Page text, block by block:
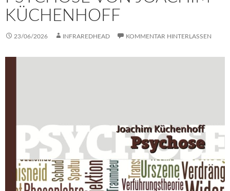
KÜCHENHOFF
23/06/2026 INFRAREDHEAD KOMMENTAR HINTERLASSEN